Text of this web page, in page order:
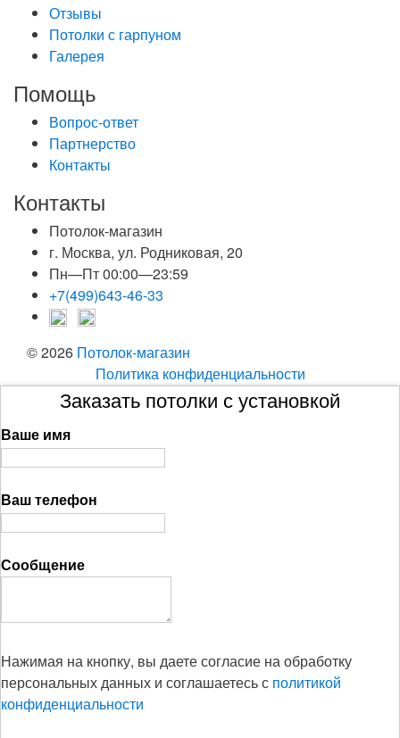
Отзывы
Потолки с гарпуном
Галерея
Помощь
Вопрос-ответ
Партнерство
Контакты
Контакты
Потолок-магазин
г. Москва, ул. Родниковая, 20
Пн—Пт 00:00—23:59
+7(499)643-46-33
© 2026 Потолок-магазин
Политика конфиденциальности
Заказать потолки с установкой
Ваше имя
Ваш телефон
Сообщение
Нажимая на кнопку, вы даете согласие на обработку
персональных данных и соглашаетесь с политикой
конфиденциальности